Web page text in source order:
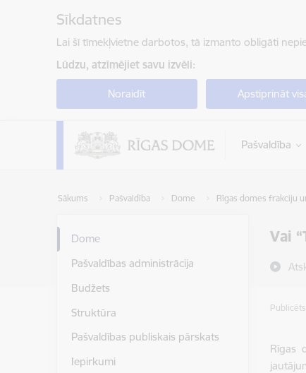
Sīkdatnes
Lai šī tīmekļvietne darbotos, tā izmanto obligāti
Lūdzu, atzīmējiet savu izvēli:
Noraidīt Apstiprināt
Pašvaldība
Sākums Pašvaldība Dome Rīgas domes frakciju
Vai
Dome
Pašvaldības administrācija
Budžets
Struktūra
Pašvaldības publiskais pārskats
Iepirkumi
Rīgas